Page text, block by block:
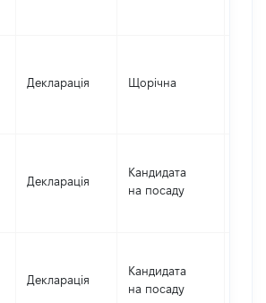
Декларація Щорічна
Декларація
Кандидата
на посаду
Декларація
Кандидата
на посаду